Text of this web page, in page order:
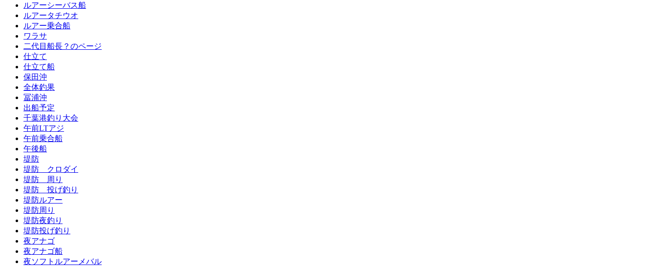
ルアーシーバス船
ルアータチウオ
ルアー乗合船
ワラサ
二代目船長？のページ
仕立て
仕立て船
保田沖
全体釣果
冨浦沖
出船予定
千葉港釣り大会
午前LTアジ
午前乗合船
午後船
堤防
堤防 クロダイ
堤防 周り
堤防 投げ釣り
堤防ルアー
堤防周り
堤防夜釣り
堤防投げ釣り
夜アナゴ
夜アナゴ船
夜ソフトルアーメバル